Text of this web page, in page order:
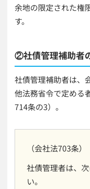
余地の限定された権
す。
②社債管理補助者
社債管理補助者は、
他法務省令で定める
714条の3）。
（会社法703条）
社債管理者は、
い。